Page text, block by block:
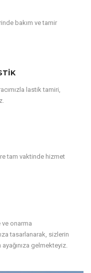
bakım ve tamir
lastik tamiri,
tam vaktinde hizmet
onarma
tasarlanarak, sizlerin
gelmekteyiz.